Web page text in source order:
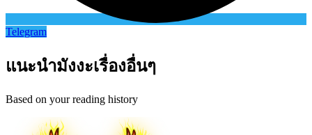
Telegram
แนะนำมังงะเรื่องอื่นๆ
Based on your reading history